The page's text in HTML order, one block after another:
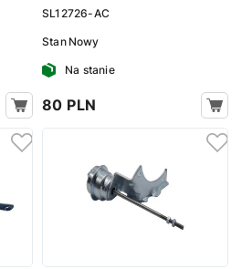
SL12726-AC
Stan Nowy
Na stanie
80 PLN